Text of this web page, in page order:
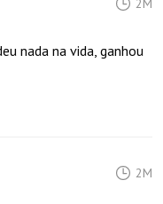
nada na vida, ganhou
2M